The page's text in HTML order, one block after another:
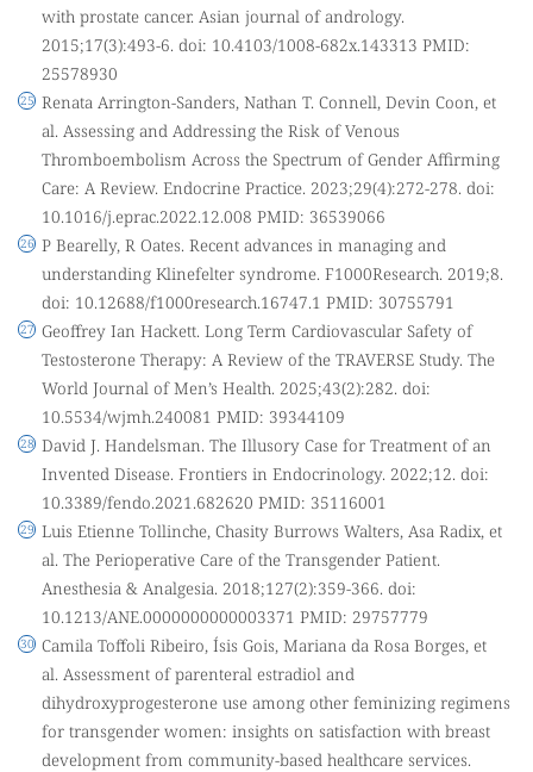
with prostate cancer. Asian journal of andrology.
2015;17(3):493-6. doi: 10.4103/1008-682x.143313 PMID:
25578930
Renata Arrington-Sanders, Nathan T. Connell, Devin Coon, et
al. Assessing and Addressing the Risk of Venous
Thromboembolism Across the Spectrum of Gender Affirming
Care: A Review. Endocrine Practice. 2023;29(4):272-278. doi:
10.1016/j.eprac.2022.12.008 PMID: 36539066
P Bearelly, R Oates. Recent advances in managing and
understanding Klinefelter syndrome. F1000Research. 2019;8.
doi: 10.12688/f1000research.16747.1 PMID: 30755791
Geoffrey Ian Hackett. Long Term Cardiovascular Safety of
Testosterone Therapy: A Review of the TRAVERSE Study. The
World Journal of Men’s Health. 2025;43(2):282. doi:
10.5534/wjmh.240081 PMID: 39344109
David J. Handelsman. The Illusory Case for Treatment of an
Invented Disease. Frontiers in Endocrinology. 2022;12. doi:
10.3389/fendo.2021.682620 PMID: 35116001
Luis Etienne Tollinche, Chasity Burrows Walters, Asa Radix, et
al. The Perioperative Care of the Transgender Patient.
Anesthesia & Analgesia. 2018;127(2):359-366. doi:
10.1213/ANE.0000000000003371 PMID: 29757779
Camila Toffoli Ribeiro, Ísis Gois, Mariana da Rosa Borges, et
al. Assessment of parenteral estradiol and
dihydroxyprogesterone use among other feminizing regimens
for transgender women: insights on satisfaction with breast
development from community-based healthcare services.